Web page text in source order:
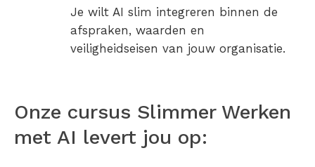
Je wilt AI slim integreren binnen de
afspraken, waarden en
veiligheidseisen van jouw organisatie.
Onze cursus Slimmer Werken
met AI levert jou op: